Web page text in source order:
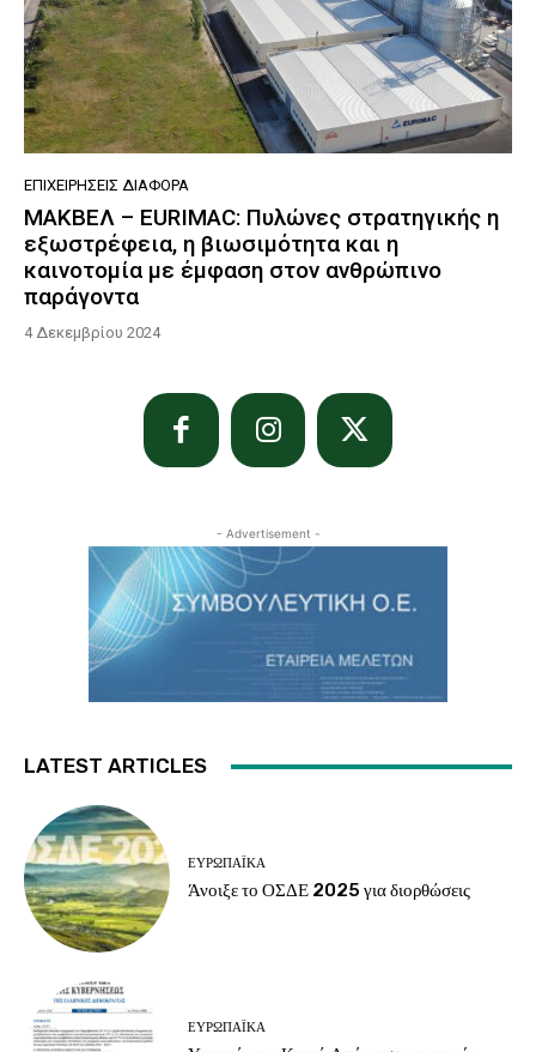
ΕΠΙΧΕΙΡΉΣΕΙΣ ΔΙΆΦΟΡΑ
ΜΑΚΒΕΛ – EURIMAC: Πυλώνες στρατηγικής η
εξωστρέφεια, η βιωσιμότητα και η
καινοτομία με έμφαση στον ανθρώπινο
παράγοντα
4 Δεκεμβρίου 2024
- Advertisement -
LATEST ARTICLES
ΕΥΡΩΠΑΪΚΆ
Άνοιξε το ΟΣΔΕ 2025 για διορθώσεις
ΕΥΡΩΠΑΪΚΆ